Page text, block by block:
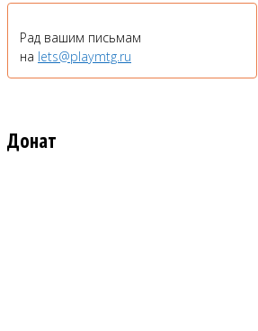
Рад вашим письмам
на lets@playmtg.ru
Донат